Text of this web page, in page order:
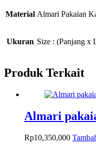
Material Almari Pakaian
Ukuran Size : (Panjang x
Produk Terkait
Almari
Rp10,350,000